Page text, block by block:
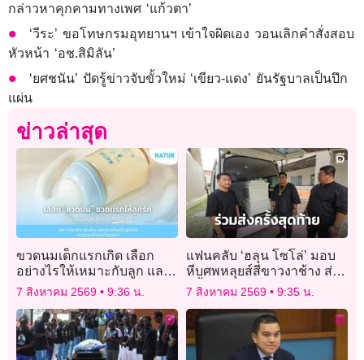
กล่าวหาคุกคามทางเพศ ‘แก้วตา’
‘วีระ’ ขอโทษกรมอุทยานฯ เข้าใจผิดเอง วอนเลิกคำสั่งสอบ
หัวหน้า ‘อช.สิมิลัน’
‘ยศชนัน’ ปัดรู้ข่าวจับขั้วใหม่ ‘เขียว-แดง’ ยันรัฐบาลเป็นปึก
แผ่น
ข่าวล่าสุด
ขวดนมเด็กแรกเกิด เลือก
อย่างไรให้เหมาะกับลูก และ
ทำไมแม่มือใหม่จำนวนมาก
ขวดแรก
7 สิงหาคม 2569 9:36 น.
แฟนคลับ ‘ฮลุน โซโล่’ มอบ
หีบศพหลุยส์สีขาวงาช้าง ส่ง
ครั้งสุดท้ายด้วยความอาลัย
7 สิงหาคม 2569 9:35 น.